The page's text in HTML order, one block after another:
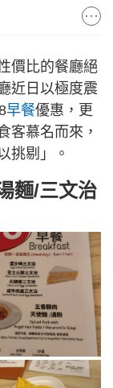
價比的餐廳絕
近日以極度震
早餐優惠，更
客慕名而來，
挑剔」。
麵/三文治